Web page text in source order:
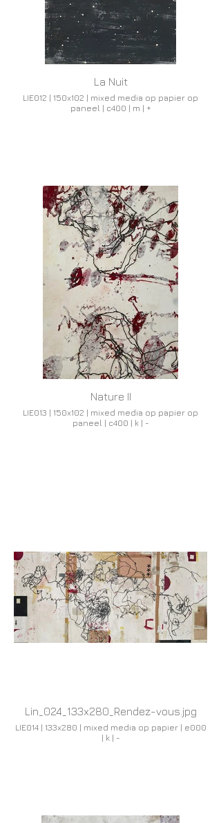
La Nuit
LIE012 | 150x102 | mixed media op papier op
paneel | c400 | m | +
Nature II
LIE013 | 150x102 | mixed media op papier op
paneel | c400 | k | -
Lin_024_133x280_Rendez-vous.jpg
LIE014 | 133x280 | mixed media op papier | e000
| k | -